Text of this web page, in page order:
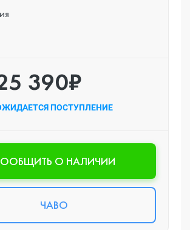
390₽
ПОСТУПЛЕНИЕ
О НАЛИЧИИ
ЧАВО